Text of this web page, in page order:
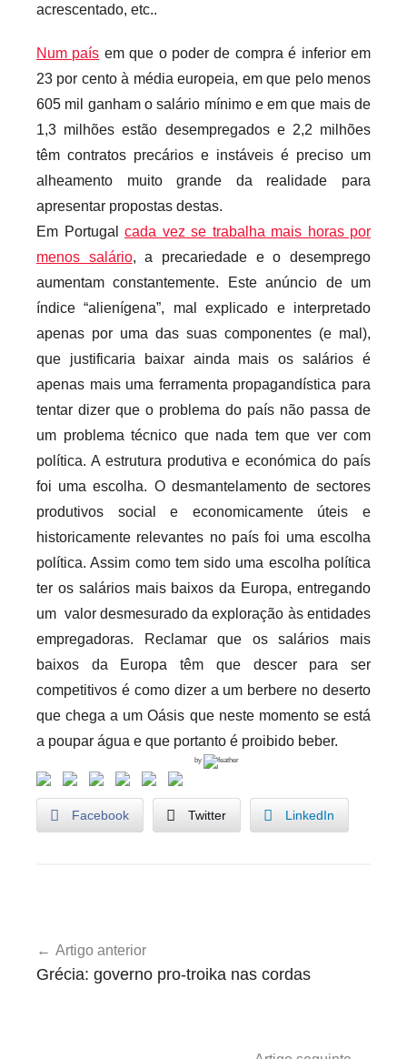
acrescentado, etc..
Num país em que o poder de compra é inferior em
23 por cento à média europeia, em que pelo menos
605 mil ganham o salário mínimo e em que mais de
1,3 milhões estão desempregados e 2,2 milhões
têm contratos precários e instáveis é preciso um
alheamento muito grande da realidade para
apresentar propostas destas.
Em Portugal cada vez se trabalha mais horas por
menos salário, a precariedade e o desemprego
aumentam constantemente. Este anúncio de um
índice “alienígena”, mal explicado e interpretado
apenas por uma das suas componentes (e mal),
que justificaria baixar ainda mais os salários é
apenas mais uma ferramenta propagandística para
tentar dizer que o problema do país não passa de
um problema técnico que nada tem que ver com
política. A estrutura produtiva e económica do país
foi uma escolha. O desmantelamento de sectores
produtivos social e economicamente úteis e
historicamente relevantes no país foi uma escolha
política. Assim como tem sido uma escolha política
ter os salários mais baixos da Europa, entregando
um valor desmesurado da exploração às entidades
empregadoras. Reclamar que os salários mais
baixos da Europa têm que descer para ser
competitivos é como dizer a um berbere no deserto
que chega a um Oásis que neste momento se está
a poupar água e que portanto é proibido beber.
by
Facebook Twitter LinkedIn
de
Artigo anterior
Grécia: governo pro-troika nas cordas